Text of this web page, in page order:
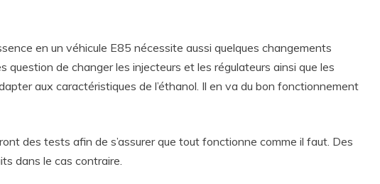
en un véhicule E85 nécessite aussi quelques changements
question de changer les injecteurs et les régulateurs ainsi que les
aux caractéristiques de l’éthanol. Il en va du bon fonctionnement
des tests afin de s’assurer que tout fonctionne comme il faut. Des
dans le cas contraire.